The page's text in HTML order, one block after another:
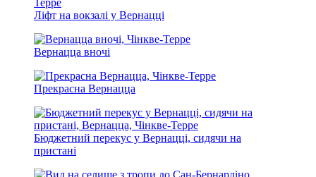
Ліфт на вокзалі у Вернацці
Вернацца вночі
Прекрасна Вернацца
Бюджетний перекус у Вернацці, сидячи на
пристані